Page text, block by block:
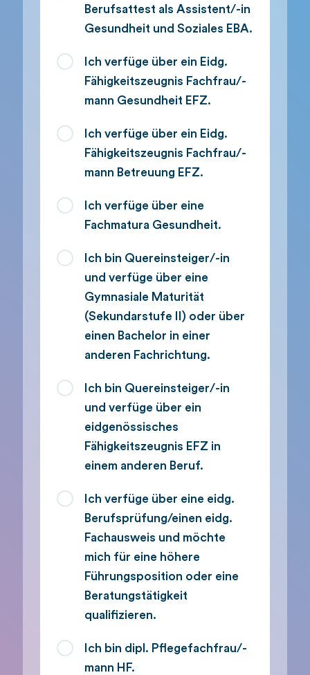
Berufsattest als Assistent/-in
Gesundheit und Soziales EBA.
Ich verfüge über ein Eidg.
Fähigkeitszeugnis Fachfrau/-
mann Gesundheit EFZ.
Ich verfüge über ein Eidg.
Fähigkeitszeugnis Fachfrau/-
mann Betreuung EFZ.
Ich verfüge über eine
Fachmatura Gesundheit.
Ich bin Quereinsteiger/-in
und verfüge über eine
Gymnasiale Maturität
(Sekundarstufe II) oder über
einen Bachelor in einer
anderen Fachrichtung.
Ich bin Quereinsteiger/-in
und verfüge über ein
eidgenössisches
Fähigkeitszeugnis EFZ in
einem anderen Beruf.
Ich verfüge über eine eidg.
Berufsprüfung/einen eidg.
Fachausweis und möchte
mich für eine höhere
Führungsposition oder eine
Beratungstätigkeit
qualifizieren.
Ich bin dipl. Pflegefachfrau/-
mann HF.